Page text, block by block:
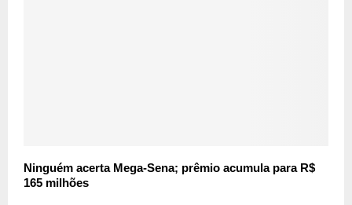
Ninguém acerta Mega-Sena; prêmio acumula para R$
165 milhões